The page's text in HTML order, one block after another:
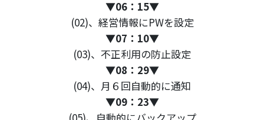
▼06：15▼
(02)、経営情報にPWを設定
▼07：10▼
(03)、不正利用の防止設定
▼08：29▼
(04)、月６回自動的に通知
▼09：23▼